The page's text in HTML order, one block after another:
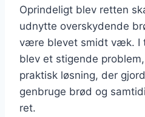
Oprindeligt blev retten
udnytte overskydende
være blevet smidt væk. I
blev et stigende
praktisk løsning, der
genbruge brød og
ret.